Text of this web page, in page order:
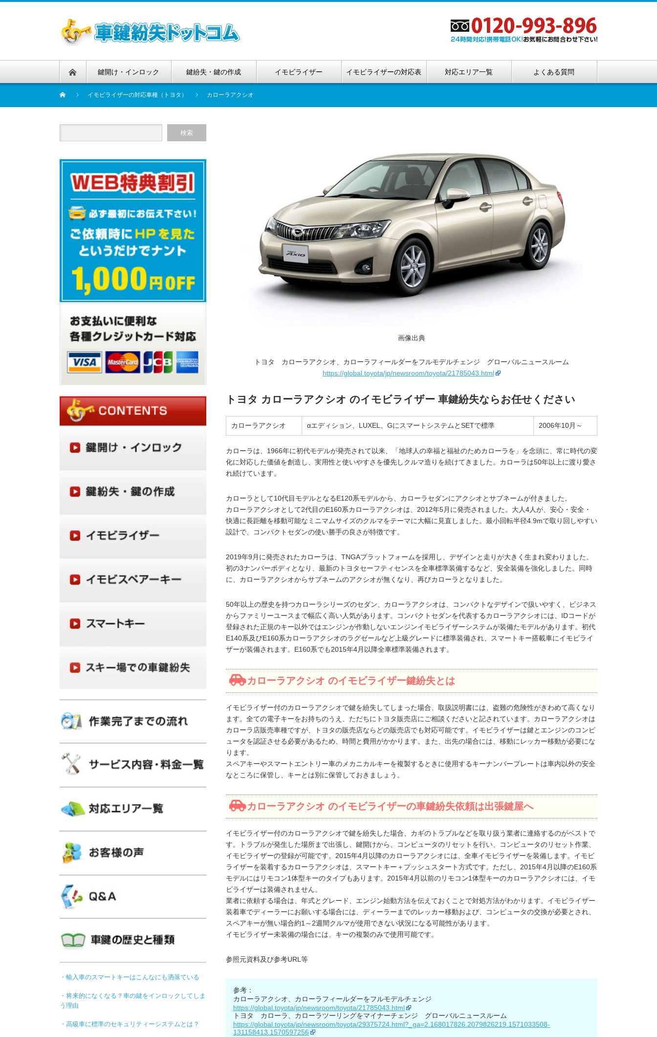
鍵開け・インロック 鍵紛失・鍵の作成 イモビライザー イモビライザーの対応表 対応エリア一覧 よくある質問
イモビライザーの対応車種（トヨタ） カローラアクシオ
画像出典
トヨタ カローラアクシオ、カローラフィールダーをフルモデルチェンジ グローバルニュースルーム
https://global.toyota/jp/newsroom/toyota/21785043.html
トヨタ カローラアクシオ のイモビライザー 車鍵紛失ならお任せください
カローラアクシオ αエディション、LUXEL、GにスマートシステムとSETで標準 2006年10月～
カローラは、1966年に初代モデルが発売されて以来、「地球人の幸福と福祉のためカローラを」を念頭に、常に時代の変
化に対応した価値を創造し、実用性と使いやすさを優先しクルマ造りを続けてきました。カローラは50年以上に渡り愛さ
れ続けています。
カローラとして10代目モデルとなるE120系モデルから、カローラセダンにアクシオとサブネームが付きました。
カローラアクシオとして2代目のE160系カローラアクシオは、2012年5月に発売されました。大人4人が、安心・安全・
快適に長距離を移動可能なミニマムサイズのクルマをテーマに大幅に見直しました。最小回転半径4.9mで取り回しやすい
設計で、コンパクトセダンの使い勝手の良さが特徴です。
2019年9月に発売されたカローラは、TNGAプラットフォームを採用し、デザインと走りが大きく生まれ変わりました。
初の3ナンバーボディとなり、最新のトヨタセーフティセンスを全車標準装備するなど、安全装備を強化しました。同時
に、カローラアクシオからサブネームのアクシオが無くなり、再びカローラとなりました。
50年以上の歴史を持つカローラシリーズのセダン、カローラアクシオは、コンパクトなデザインで扱いやすく、ビジネス
からファミリーユースまで幅広く高い人気があります。コンパクトセダンを代表するカローラアクシオには、IDコードが
登録された正規のキー以外ではエンジンが作動しないエンジンイモビライザーシステムが装備たモデルがあります。初代
E140系及びE160系カローラアクシオのラグゼールなど上級グレードに標準装備され、スマートキー搭載車にイモビライ
ザーが装備されます。E160系でも2015年4月以降全車標準装備されます。
カローラアクシオ のイモビライザー鍵紛失とは
イモビライザー付のカローラアクシオで鍵を紛失してしまった場合、取扱説明書には、盗難の危険性がきわめて高くなり
ます。全ての電子キーをお持ちのうえ、ただちにトヨタ販売店にご相談くださいと記されています。カローラアクシオは
カローラ店販売車種ですが、トヨタの販売店ならどの販売店でも対応可能です。イモビライザーは鍵とエンジンのコンピ
ュータを認証させる必要があるため、時間と費用がかかります。また、出先の場合には、移動にレッカー移動が必要にな
ります。
スペアキーやスマートエントリー車のメカニカルキーを複製するときに使用するキーナンバープレートは車内以外の安全
なところに保管し、キーとは別に保管しておきましょう。
カローラアクシオ のイモビライザーの車鍵紛失依頼は出張鍵屋へ
イモビライザー付のカローラアクシオで鍵を紛失した場合、カギのトラブルなどを取り扱う業者に連絡するのがベストで
す。トラブルが発生した場所まで出張し、鍵開けから、コンピュータのリセットを行い、コンピュータのリセット作業、
イモビライザーの登録が可能です。2015年4月以降のカローラアクシオには、全車イモビライザーを装備します。イモビ
ライザーを装着するカローラアクシオは、スマートキー＋プッシュスタート方式です。ただし、2015年4月以降のE160系
モデルにはリモコン1体型キーのタイプもあります。2015年4月以前のリモコン1体型キーのカローラアクシオには、イモ
ビライザーは装備されません。
業者に依頼する場合は、年式とグレード、エンジン始動方法を伝えておくことで対処方法がわかります。イモビライザー
装着車でディーラーにお願いする場合には、ディーラーまでのレッカー移動および、コンピュータの交換が必要とされ、
スペアキーが無い場合約1～2週間クルマが使用できない状況になる可能性があります。
イモビライザー未装備の場合には、キーの複製のみで使用可能です。
参照元資料及び参考URL等
参考：
カローラアクシオ、カローラフィールダーをフルモデルチェンジ
https://global.toyota/jp/newsroom/toyota/21785043.html
トヨタ カローラ、カローラツーリングをマイナーチェンジ グローバルニュースルーム
https://global.toyota/jp/newsroom/toyota/29375724.html?_ga=2.168017826.2079826219.1571033508-
131158413.1570597256
・輸入車のスマートキーはこんなにも洒落ている
・将来的になくなる？車の鍵をインロックしてしま
う理由
・高級車に標準のセキュリティーシステムとは？